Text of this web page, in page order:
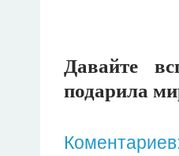
Давайте
подарила